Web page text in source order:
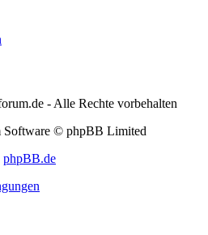
- Alle Rechte vorbehalten
Software © phpBB Limited
phpBB.de